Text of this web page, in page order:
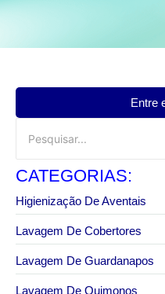
Entre
CATEGORIAS:
Higienização De Aventais
Lavagem De Cobertores
Lavagem De Guardanapos
Lavagem De Quimonos